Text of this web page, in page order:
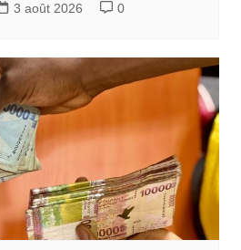
3 août 2026 0